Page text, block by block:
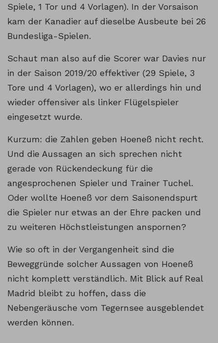
Spiele, 1 Tor und 4 Vorlagen). In der Vorsaison
kam der Kanadier auf dieselbe Ausbeute bei 26
Bundesliga-Spielen.
Schaut man also auf die Scorer war Davies nur
in der Saison 2019/20 effektiver (29 Spiele, 3
Tore und 4 Vorlagen), wo er allerdings hin und
wieder offensiver als linker Flügelspieler
eingesetzt wurde.
Kurzum: die Zahlen geben Hoeneß nicht recht.
Und die Aussagen an sich sprechen nicht
gerade von Rückendeckung für die
angesprochenen Spieler und Trainer Tuchel.
Oder wollte Hoeneß vor dem Saisonendspurt
die Spieler nur etwas an der Ehre packen und
zu weiteren Höchstleistungen anspornen?
Wie so oft in der Vergangenheit sind die
Beweggründe solcher Aussagen von Hoeneß
nicht komplett verständlich. Mit Blick auf Real
Madrid bleibt zu hoffen, dass die
Nebengeräusche vom Tegernsee ausgeblendet
werden können.